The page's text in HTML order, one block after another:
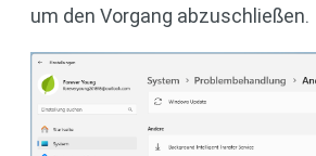
um den Vorgang abzuschließen.